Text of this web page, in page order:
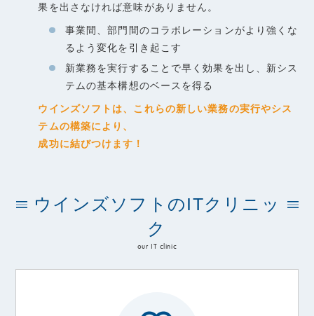
果を出さなければ意味がありません。
事業間、部門間のコラボレーションがより強くな
るよう変化を引き起こす
新業務を実行することで早く効果を出し、新シス
テムの基本構想のベースを得る
ウインズソフトは、これらの新しい業務の実行やシス
テムの構築により、
成功に結びつけます！
ウインズソフトのITクリニッ
ク
our IT clinic